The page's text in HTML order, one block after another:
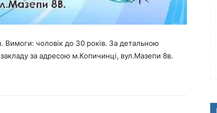
чоловік до 30 років. За детальною
за адресою м.Копичинці, вул.Мазепи 8в.